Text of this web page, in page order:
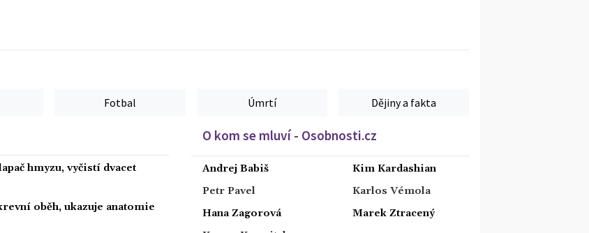
Fotbal Úmrtí Dějiny a fakta
hmyzu, vyčistí dvacet
oběh, ukazuje anatomie
O kom se mluví - Osobnosti.cz
Andrej Babiš
Petr Pavel
Hana Zagorová
Kim Kardashian
Karlos Vémola
Marek Ztracený